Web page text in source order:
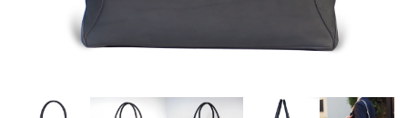
カテゴリーから探す
コンテンツ